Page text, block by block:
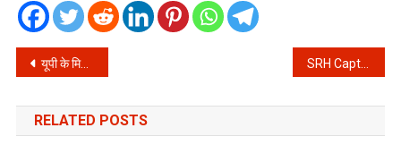
Post
navigation
यूपी के मिर्जापुर में भीषण सड़क हादसा: ट्रेलर से टकराकर आग का गोला बनी बोलेरो, 11 लोगों की दर्दनाक मौत
RELATED POSTS